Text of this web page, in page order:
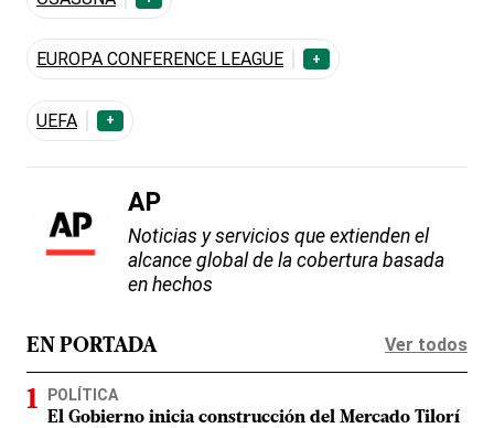
EUROPA CONFERENCE LEAGUE +
UEFA +
AP
Noticias y servicios que extienden el
alcance global de la cobertura basada
en hechos
EN PORTADA Ver todos
POLÍTICA
El Gobierno inicia construcción del Mercado Tilorí